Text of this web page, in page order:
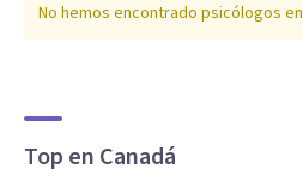
No hemos encontrado psicólogos en
Top en Canadá